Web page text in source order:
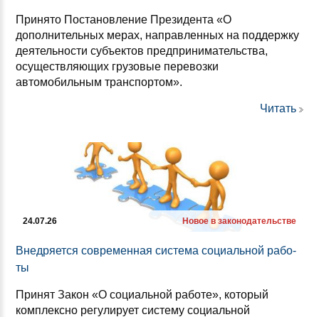
Принято Постановление Президента «О
дополнительных мерах, направленных на поддержку
деятельности субъектов предпринимательства,
осуществляющих грузовые перевозки
автомобильным транспортом».
Читать
24.07.26 Новое в законодательстве
Внед­ря­ет­ся сов­ре­мен­ная сис­те­ма со­ци­аль­ной ра­бо­
ты
Принят Закон «О социальной работе», который
комплексно регулирует систему социальной